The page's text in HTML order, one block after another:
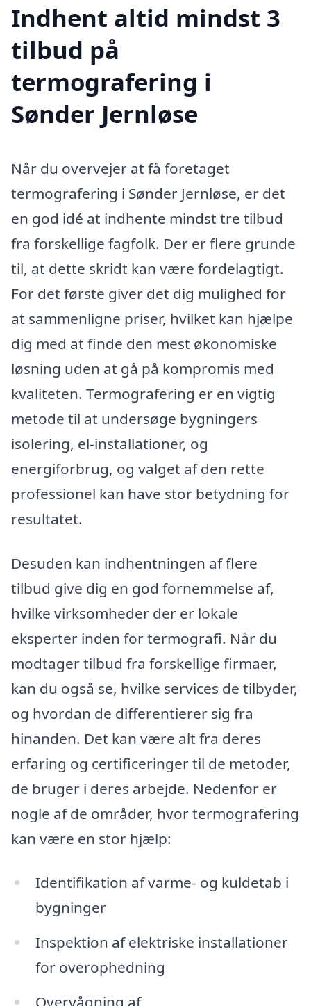
Indhent altid mindst 3
tilbud på
termografering i
Sønder Jernløse
Når du overvejer at få foretaget
termografering i Sønder Jernløse, er det
en god idé at indhente mindst tre tilbud
fra forskellige fagfolk. Der er flere grunde
til, at dette skridt kan være fordelagtigt.
For det første giver det dig mulighed for
at sammenligne priser, hvilket kan hjælpe
dig med at finde den mest økonomiske
løsning uden at gå på kompromis med
kvaliteten. Termografering er en vigtig
metode til at undersøge bygningers
isolering, el-installationer, og
energiforbrug, og valget af den rette
professionel kan have stor betydning for
resultatet.
Desuden kan indhentningen af flere
tilbud give dig en god fornemmelse af,
hvilke virksomheder der er lokale
eksperter inden for termografi. Når du
modtager tilbud fra forskellige firmaer,
kan du også se, hvilke services de tilbyder,
og hvordan de differentierer sig fra
hinanden. Det kan være alt fra deres
erfaring og certificeringer til de metoder,
de bruger i deres arbejde. Nedenfor er
nogle af de områder, hvor termografering
kan være en stor hjælp:
Identifikation af varme- og kuldetab i
bygninger
Inspektion af elektriske installationer
for overophedning
Overvågning af